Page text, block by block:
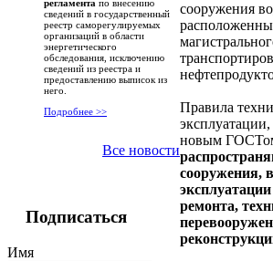
регламента по внесению
сведений в государственный
реестр саморегулируемых
организаций в области
энергетического
обследования, исключению
сведений из реестра и
предоставлению выписок из
него.
Подробнее >>
Все новости
Подписаться
Имя
сооружения
Правила
новым
сооружения,
ремонта,